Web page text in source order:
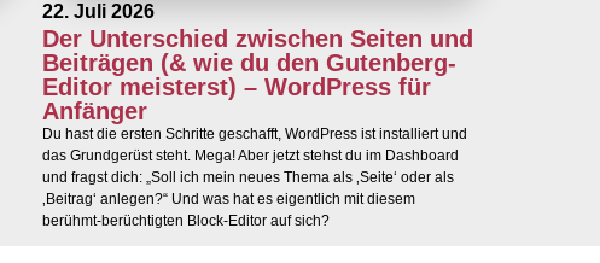
22. Juli 2026
Der Unterschied zwischen Seiten und
Beiträgen (& wie du den Gutenberg-
Editor meisterst) – WordPress für
Anfänger
Du hast die ersten Schritte geschafft, WordPress ist installiert und
das Grundgerüst steht. Mega! Aber jetzt stehst du im Dashboard
und fragst dich: „Soll ich mein neues Thema als ‚Seite‘ oder als
‚Beitrag‘ anlegen?“ Und was hat es eigentlich mit diesem
berühmt-berüchtigten Block-Editor auf sich?